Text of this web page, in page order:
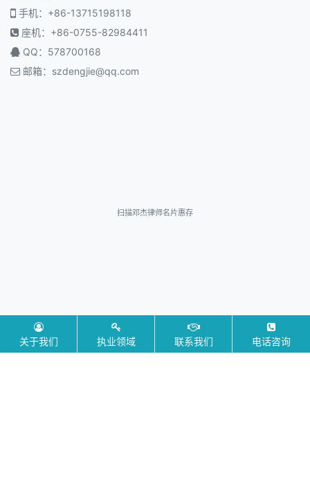
手机：+86-13715198118
座机：+86-0755-82984411
QQ：578700168
邮箱： szdengjie@qq.com
扫描邓杰律师名片惠存
添加邓杰律师微信交流
关于我们 执业领域 联系我们 电话咨询